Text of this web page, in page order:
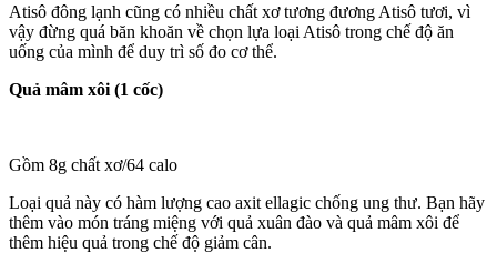
Atisô đông lạnh cũng có nhiều chất xơ tương đương Atisô tươi, vì
vậy đừng quá băn khoăn về chọn lựa loại Atisô trong chế độ ăn
uống của mình để duy trì số đo cơ thể.
Quả mâm xôi (1 cốc)
Gồm 8g chất xơ/64 calo
Loại quả này có hàm lượng cao axit ellagic chống ung thư. Bạn hãy
thêm vào món tráng miệng với quả xuân đào và quả mâm xôi để
thêm hiệu quả trong chế độ giảm cân.